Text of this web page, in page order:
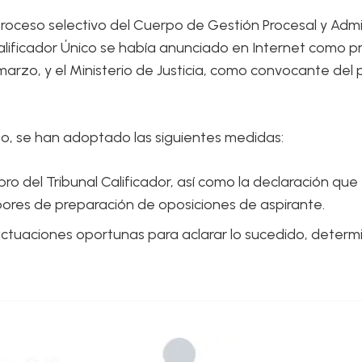
selectivo del Cuerpo de Gestión Procesal y
Único se había anunciado en Internet como
y el Ministerio de Justicia, como convocante
se han adoptado las siguientes medidas:
del Tribunal Calificador, así como la declaración
de preparación de oposiciones de aspirante.
oportunas para aclarar lo sucedido,
de igualdad, mérito y capacidad